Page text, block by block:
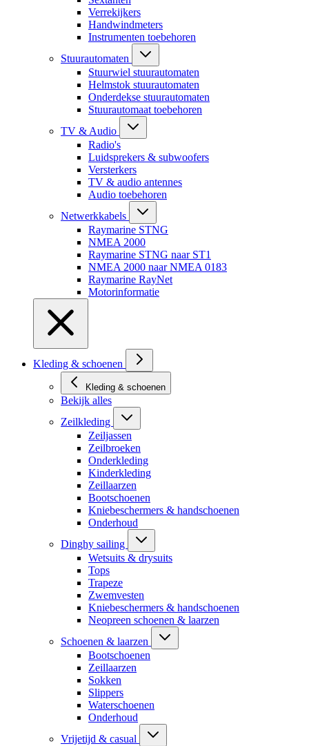
Verrekijkers
Handwindmeters
Instrumenten toebehoren
Stuurautomaten
Stuurwiel stuurautomaten
Helmstok stuurautomaten
Onderdekse stuurautomaten
Stuurautomaat toebehoren
TV & Audio
Radio's
Luidsprekers & subwoofers
Versterkers
TV & audio antennes
Audio toebehoren
Netwerkkabels
Raymarine STNG
NMEA 2000
Raymarine STNG naar ST1
NMEA 2000 naar NMEA 0183
Raymarine RayNet
Motorinformatie
Kleding & schoenen
Kleding & schoenen
Bekijk alles
Zeilkleding
Zeiljassen
Zeilbroeken
Onderkleding
Kinderkleding
Zeillaarzen
Bootschoenen
Kniebeschermers & handschoenen
Onderhoud
Dinghy sailing
Wetsuits & drysuits
Tops
Trapeze
Zwemvesten
Kniebeschermers & handschoenen
Neopreen schoenen & laarzen
Schoenen & laarzen
Bootschoenen
Zeillaarzen
Sokken
Slippers
Waterschoenen
Onderhoud
Vrijetijd & casual